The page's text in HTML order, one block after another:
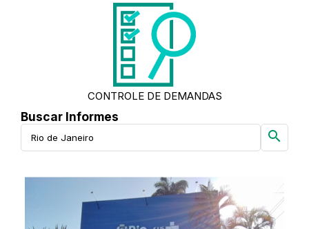
CONTROLE DE DEMANDAS
Buscar Informes
search